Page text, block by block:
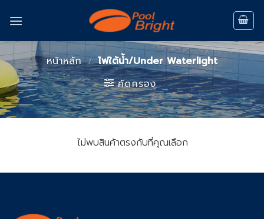
หน้าหลัก /ไฟใต้น้ำ/Under Waterlight
คัดกรอง
ไม่พบสินค้าตรงกับที่คุณเลือก